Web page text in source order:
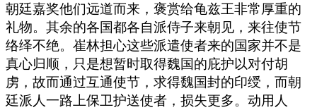
朝廷嘉奖他们远道而来，褒赏给龟兹王非常厚重的
礼物。其余的各国都各自派侍子来朝见，来往使节
络绎不绝。崔林担心这些派遣使者来的国家并不是
真心归顺，只是想暂时取得魏国的庇护以对付胡
虏，故而通过互通使节，求得魏国封的印绶，而朝
廷派人一路上保卫护送使者，损失更多。动用人